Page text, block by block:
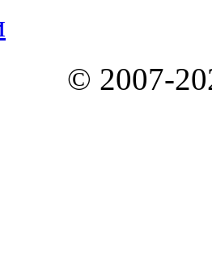
© 2007-